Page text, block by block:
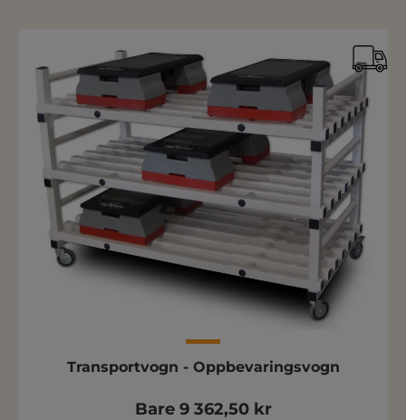
Transportvogn - Oppbevaringsvogn
Bare 9 362,50 kr